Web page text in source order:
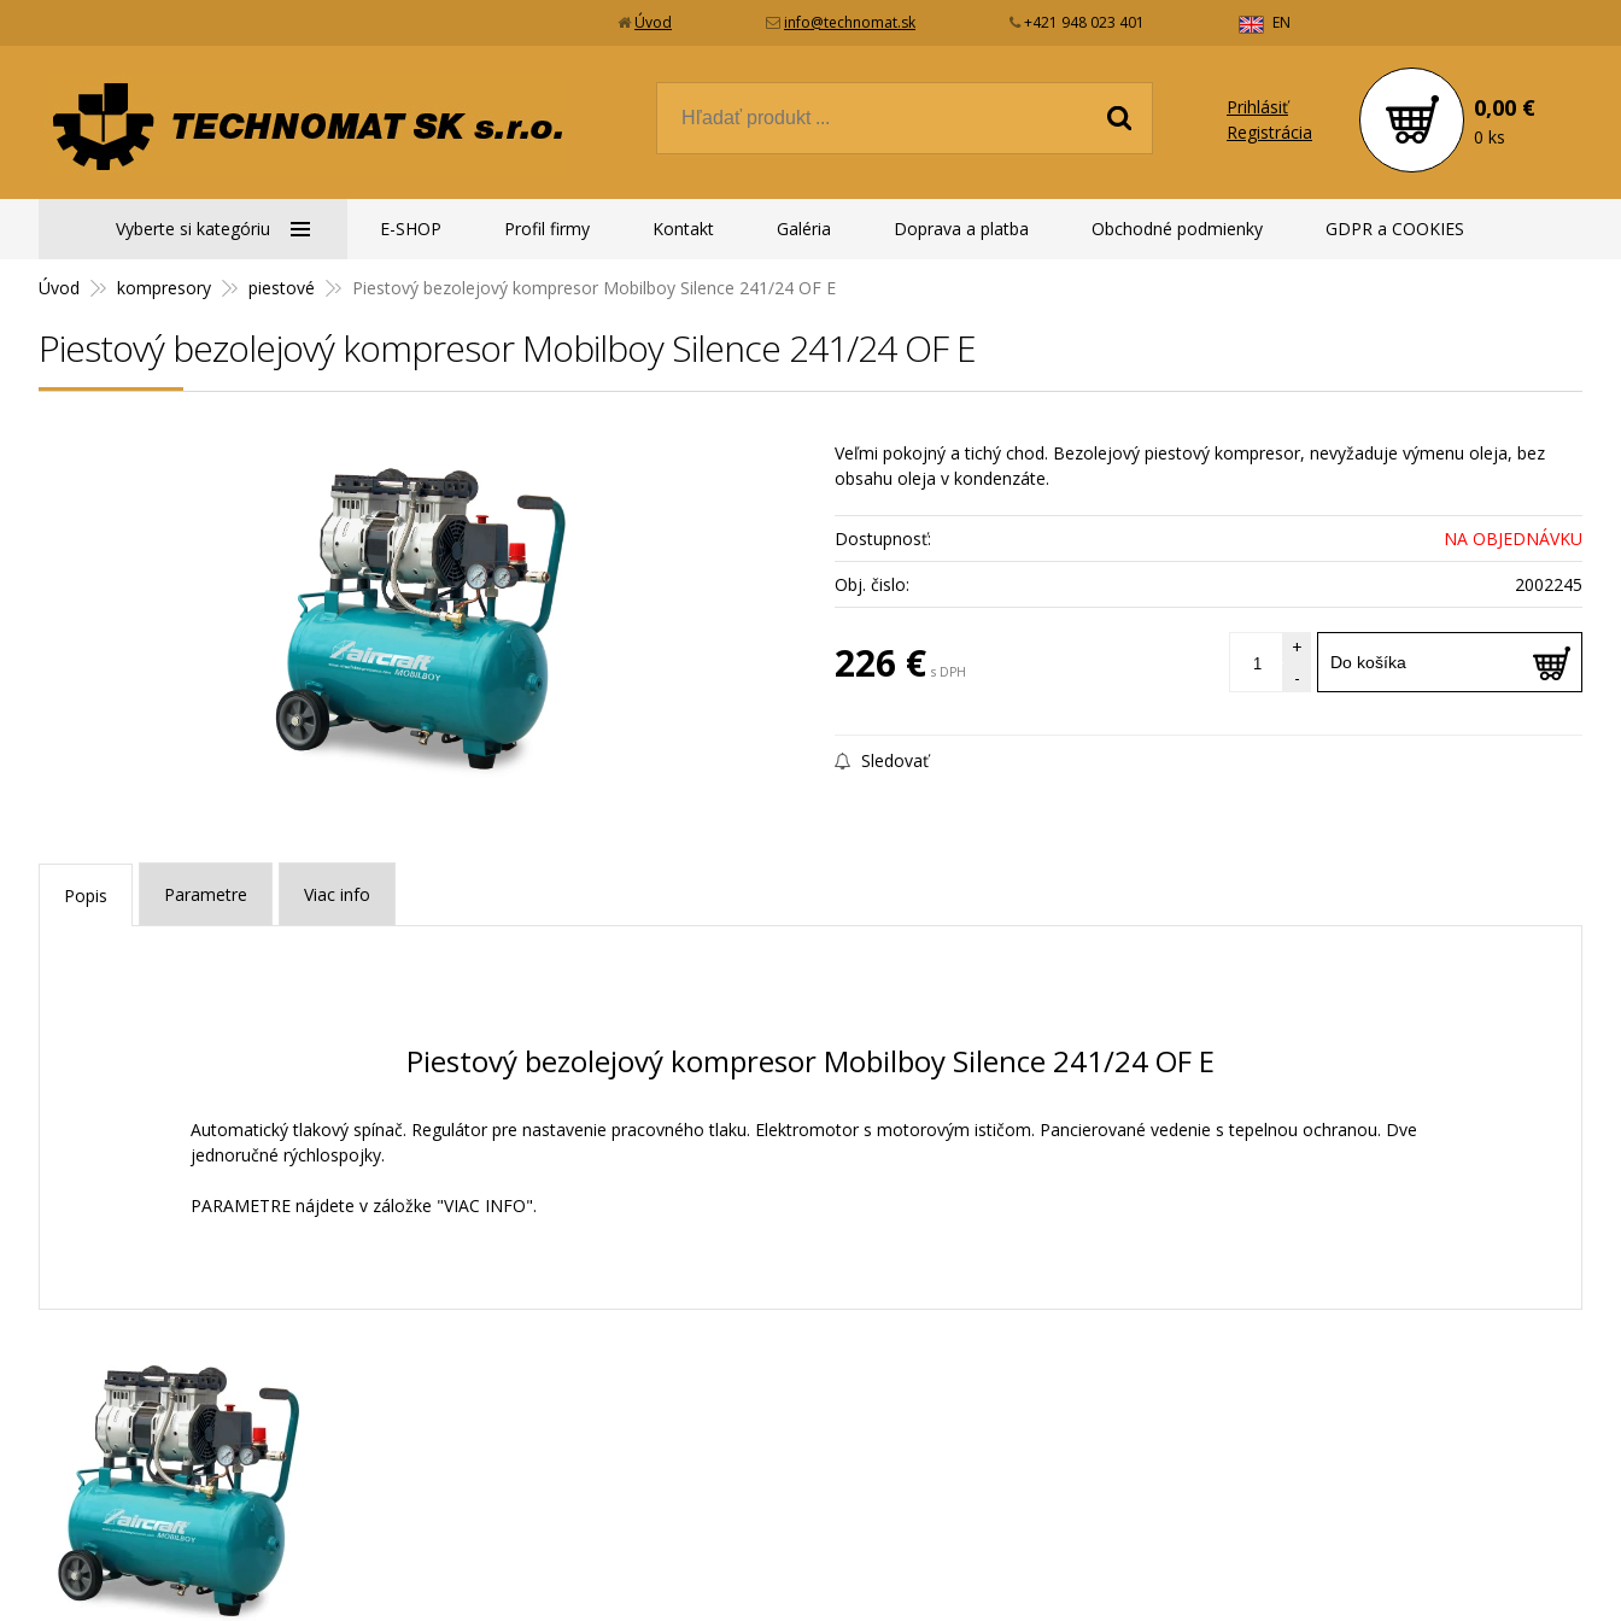
Úvod info@technomat.sk +421 948 023 401 EN
Prihlásiť
Registrácia
0,00 €
0 ks
Úvod kompresory piestové Piestový bezolejový kompresor Mobilboy Silence 241/24 OF E
Piestový bezolejový kompresor Mobilboy Silence 241/24 OF E
Veľmi pokojný a tichý chod. Bezolejový piestový kompresor, nevyžaduje výmenu oleja, bez
obsahu oleja v kondenzáte.
Dostupnosť:
NA OBJEDNÁVKU
Obj. čislo:
2002245
226 € s DPH Do košíka
+
-
Sledovať
Popis Parametre Viac info
Piestový bezolejový kompresor Mobilboy Silence 241/24 OF E
Automatický tlakový spínač. Regulátor pre nastavenie pracovného tlaku. Elektromotor s motorovým ističom. Pancierované vedenie s tepelnou ochranou. Dve
jednoručné rýchlospojky.
PARAMETRE nájdete v záložke "VIAC INFO".
Vyberte si kategóriu E-SHOP Profil firmy Kontakt Galéria Doprava a platba Obchodné podmienky GDPR a COOKIES